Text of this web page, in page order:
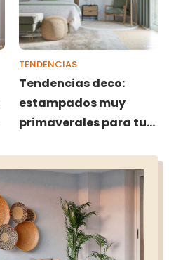
TENDENCIAS
Tendencias deco:
estampados muy
primaverales para tu